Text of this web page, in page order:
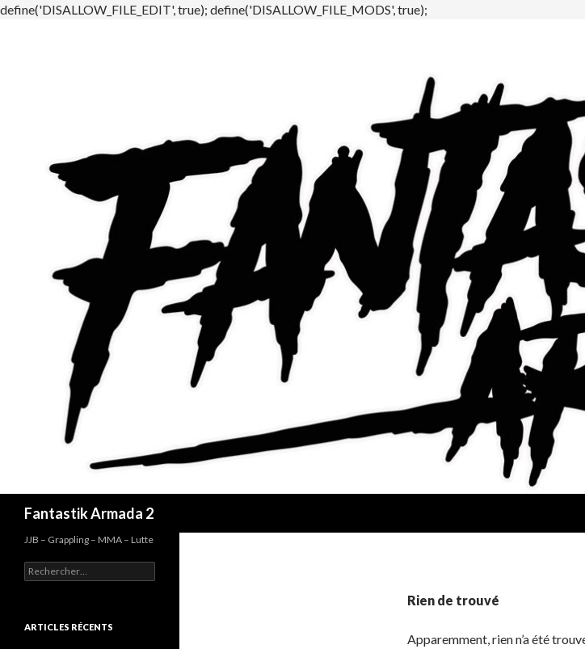
define('DISALLOW_FILE_EDIT', true); define('DISALLOW_FILE_MODS', true);
Fantastik Armada 2
Rien de trouvé
Apparemment, rien n’a été
JJB – Grappling – MMA – Lutte
Rechercher :
ARTICLES RÉCENTS